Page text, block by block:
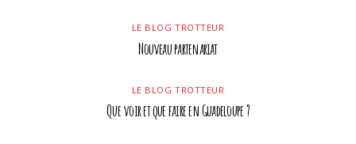
LE BLOG TROTTEUR
Nouveau partenariat
LE BLOG TROTTEUR
Que voir et que faire en Guadeloupe ?